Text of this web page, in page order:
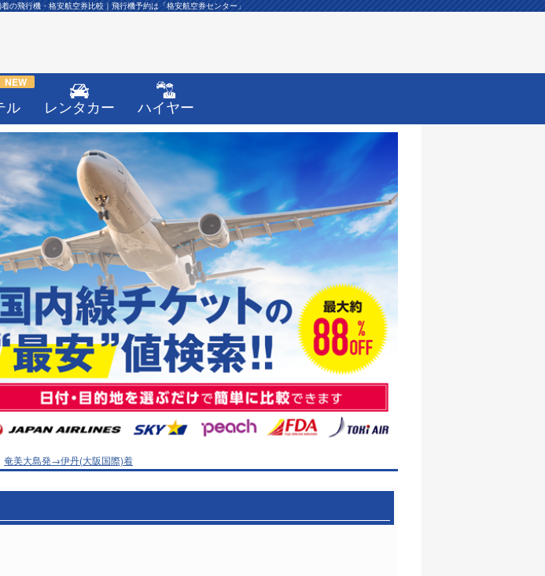
飛行機・格安航空券比較｜飛行機予約は「格安航空券センター」
ル
NEW
レンタカー ハイヤー
奄美大島発→伊丹(大阪国際)着